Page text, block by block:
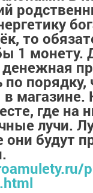
то
1 монету.
магазине.
где на
лучи.
они будут